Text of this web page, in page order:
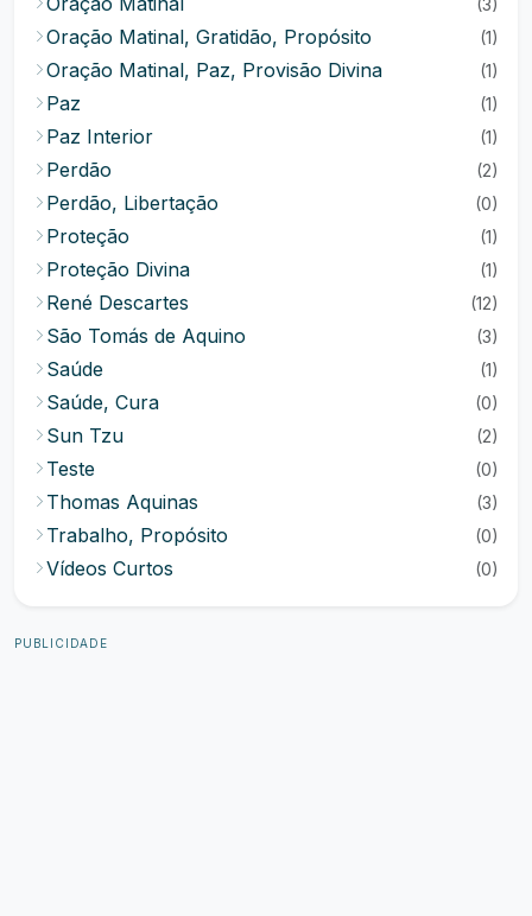
Oração Matinal, Gratidão, Propósito (1)
Oração Matinal, Paz, Provisão Divina (1)
Paz (1)
Paz Interior (1)
Perdão (2)
Perdão, Libertação (0)
Proteção (1)
Proteção Divina (1)
René Descartes (12)
São Tomás de Aquino (3)
Saúde (1)
Saúde, Cura (0)
Sun Tzu (2)
Teste (0)
Thomas Aquinas (3)
Trabalho, Propósito (0)
Vídeos Curtos (0)
PUBLICIDADE